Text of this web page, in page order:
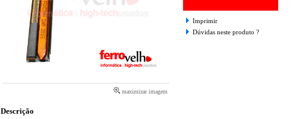
maximizar imagem
Imprimir
Dúvidas neste produto ?
Descrição